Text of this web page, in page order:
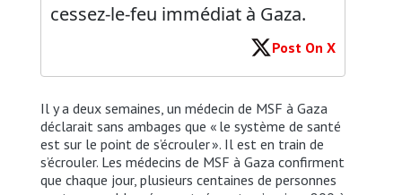
cessez-le-feu immédiat à Gaza.
Post On X
Il y a deux semaines, un médecin de MSF à Gaza
déclarait sans ambages que « le système de santé
est sur le point de s’écrouler ». Il est en train de
s’écrouler. Les médecins de MSF à Gaza confirment
que chaque jour, plusieurs centaines de personnes